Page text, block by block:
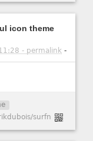
icon theme
- permalink -
surfn